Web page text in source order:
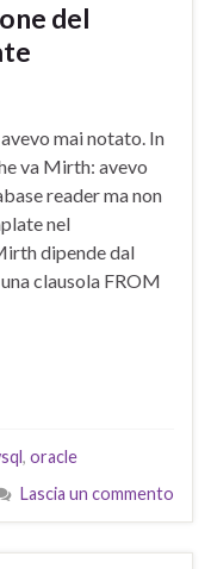
del
mai notato. In
va Mirth: avevo
reader ma non
nel
dipende dal
clausola FROM
, oracle
Lascia un commento